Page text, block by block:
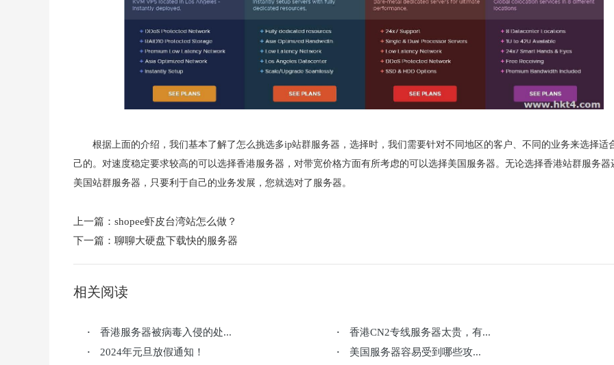
根据上面的介绍，我们基本了解了怎么挑选多ip站群服务器，选择时，我们需要针对不同地区的客户、不同的业务来选择适
己的。对速度稳定要求较高的可以选择香港服务器，对带宽价格方面有所考虑的可以选择美国服务器。无论选择香港站群服务器
美国站群服务器，只要利于自己的业务发展，您就选对了服务器。
上一篇： shopee虾皮台湾站怎么做？
下一篇： 聊聊大硬盘下载快的服务器
相关阅读
· 香港服务器被病毒入侵的处... · 香港CN2专线服务器太贵，有...
· 2024年元旦放假通知！ · 美国服务器容易受到哪些攻...